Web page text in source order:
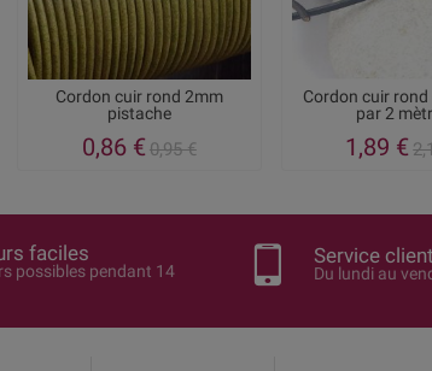
Cordon cuir rond 2mm
pistache
0,86 €0,95 €
Cordon cuir
par 2
1,89 €
faciles
possibles pendant 14
Service client
Du lundi au